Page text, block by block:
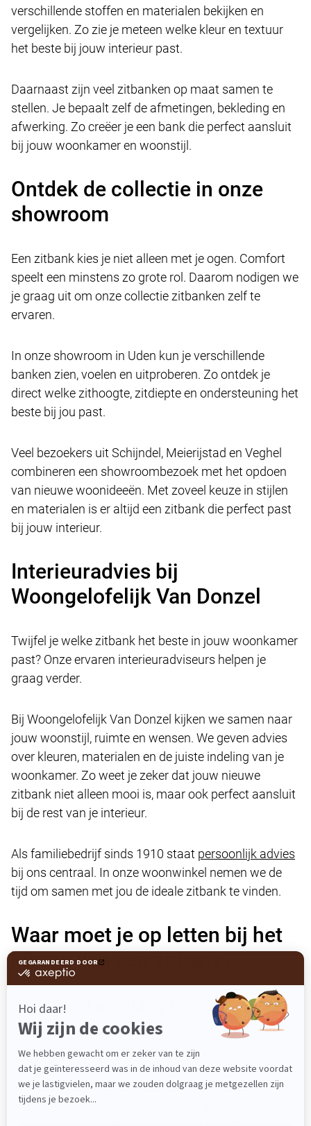
verschillende stoffen en materialen bekijken en
vergelijken. Zo zie je meteen welke kleur en textuur
het beste bij jouw interieur past.
Daarnaast zijn veel zitbanken op maat samen te
stellen. Je bepaalt zelf de afmetingen, bekleding en
afwerking. Zo creëer je een bank die perfect aansluit
bij jouw woonkamer en woonstijl.
Ontdek de collectie in onze
showroom
Een zitbank kies je niet alleen met je ogen. Comfort
speelt een minstens zo grote rol. Daarom nodigen we
je graag uit om onze collectie zitbanken zelf te
ervaren.
In onze showroom in Uden kun je verschillende
banken zien, voelen en uitproberen. Zo ontdek je
direct welke zithoogte, zitdiepte en ondersteuning het
beste bij jou past.
Veel bezoekers uit Schijndel, Meierijstad en Veghel
combineren een showroombezoek met het opdoen
van nieuwe woonideeën. Met zoveel keuze in stijlen
en materialen is er altijd een zitbank die perfect past
bij jouw interieur.
Interieuradvies bij
Woongelofelijk Van Donzel
Twijfel je welke zitbank het beste in jouw woonkamer
past? Onze ervaren interieuradviseurs helpen je
graag verder.
Bij Woongelofelijk Van Donzel kijken we samen naar
jouw woonstijl, ruimte en wensen. We geven advies
over kleuren, materialen en de juiste indeling van je
woonkamer. Zo weet je zeker dat jouw nieuwe
zitbank niet alleen mooi is, maar ook perfect aansluit
bij de rest van je interieur.
Als familiebedrijf sinds 1910 staat persoonlijk advies
bij ons centraal. In onze woonwinkel nemen we de
tijd om samen met jou de ideale zitbank te vinden.
Waar moet je op letten bij het
kiezen van een zitbank?
Zitcomfort en zitdiepte
Het zitcomfort van een zitbank wordt bepaald door
factoren zoals zitdiepte, zithoogte en
rugondersteuning. Sommige mensen houden van
een diepe loungezit, terwijl anderen liever wat rechter